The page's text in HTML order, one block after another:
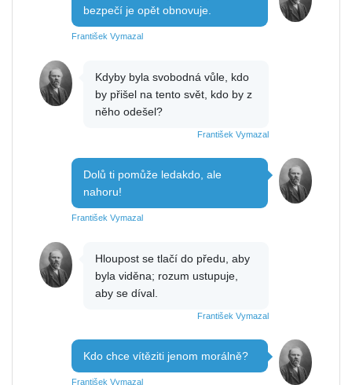
bezpečí je opět obnovuje.
František Vymazal
Kdyby byla svobodná vůle, kdo
by přišel na tento svět, kdo by z
něho odešel?
František Vymazal
Dolů ti pomůže ledakdo, ale
nahoru!
František Vymazal
Hloupost se tlačí do předu, aby
byla viděna; rozum ustupuje,
aby se díval.
František Vymazal
Kdo chce vítěziti jenom morálně?
František Vymazal